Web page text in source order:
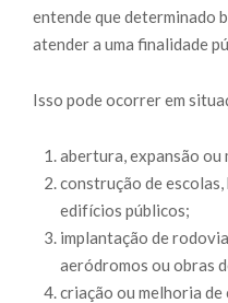
entende que determinado
atender a uma finalidade
Isso pode ocorrer em
abertura, expansão ou
construção de
edifícios públicos;
implantação de
aeródromos ou obras
criação ou melhoria